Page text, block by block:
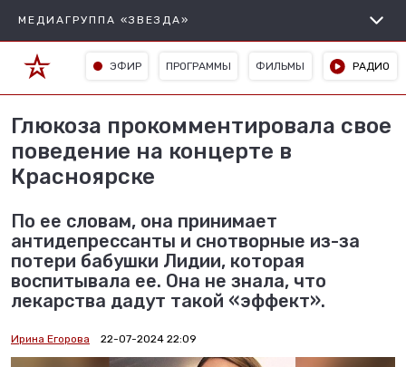
МЕДИАГРУППА «ЗВЕЗДА»
ЭФИР ПРОГРАММЫ ФИЛЬМЫ РАДИО
Глюкоза прокомментировала свое
поведение на концерте в
Красноярске
По ее словам, она принимает
антидепрессанты и снотворные из-за
потери бабушки Лидии, которая
воспитывала ее. Она не знала, что
лекарства дадут такой «эффект».
Ирина Егорова 22-07-2024 22:09